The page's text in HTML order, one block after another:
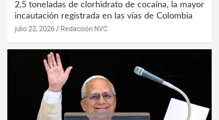
2,5 toneladas de clorhidrato de cocaína, la mayor
incautación registrada en las vías de Colombia
julio 22, 2026 Redacción NVC